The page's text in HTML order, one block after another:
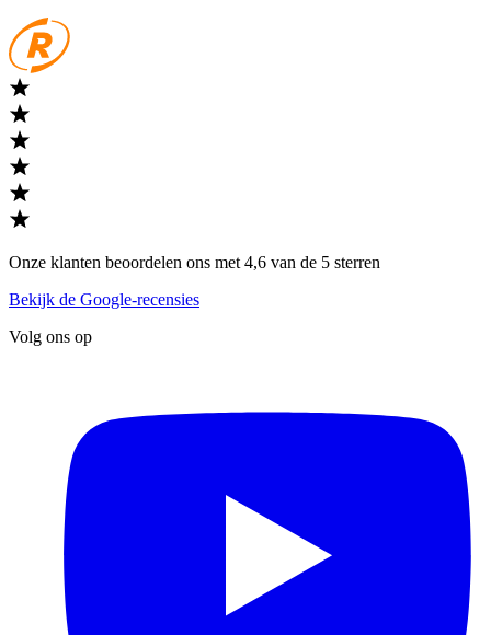
Onze klanten beoordelen ons met 4,6 van de 5 sterren
Bekijk de Google-recensies
Volg ons op